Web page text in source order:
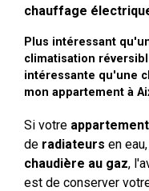
chauffage
Plus intéressant
climatisation
intéressante qu'une
mon appartement à
Si votre
de radiateurs en
chaudière au gaz,
est de conserver